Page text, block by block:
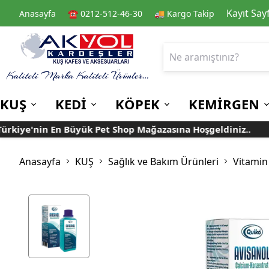
Anasayfa ☎️ 0212-512-46-30 🚚 Kargo Takip Kayıt
KUŞ
Kafes
Muhabbet
Papağan
Taşıma Kafesi
Rulolu Kafes
Kafes Aksesuarları
Yemlikler
KEDİ
Kedi Kuru Mamalar Kedi Kumları
Taşımalar
KÖPEK
Kuru Mamalar Konserve Mamalar
Mama ve Su Kapları
KEMİRGEN
Guinea Pig Yemleri
En Büyük Pet Shop Mağazasına Hoşgeldiniz..
Anasayfa KUŞ Sağlık ve Bakım Ürünleri